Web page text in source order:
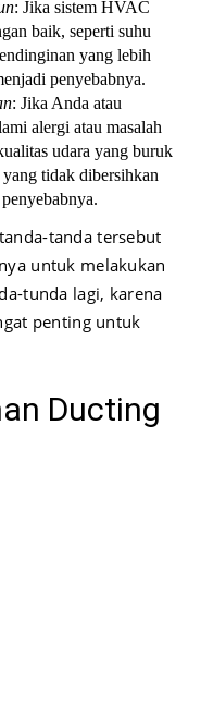
: Jika sistem HVAC
baik, seperti suhu
yang lebih
penyebabnya.
: Jika Anda atau
alergi atau masalah
udara yang buruk
tidak dibersihkan
tanda tersebut
untuk melakukan
tunda lagi, karena
penting untuk
Ducting